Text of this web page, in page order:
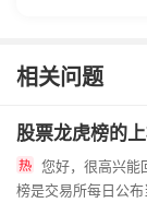
相关问题
股票龙虎榜的
榜是交易所每日公